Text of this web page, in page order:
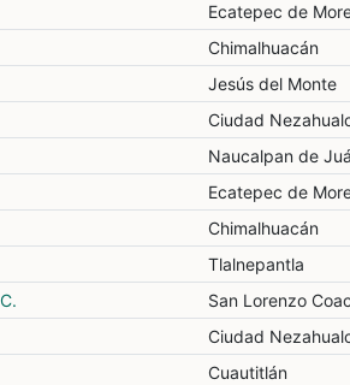
Ecatepec de
Chimalhuacán
Jesús del Monte
Ciudad
Naucalpan de
Ecatepec de
Chimalhuacán
Tlalnepantla
San Lorenzo
Ciudad
Cuautitlán